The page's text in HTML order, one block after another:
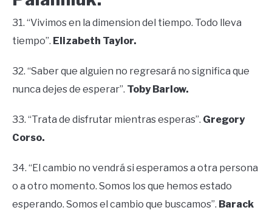
31. “Vivimos en la dimension del tiempo. Todo lleva
tiempo”. Elizabeth Taylor.
32. “Saber que alguien no regresará no significa que
nunca dejes de esperar”. Toby Barlow.
33. “Trata de disfrutar mientras esperas”. Gregory
Corso.
34. “El cambio no vendrá si esperamos a otra persona
o a otro momento. Somos los que hemos estado
esperando. Somos el cambio que buscamos”. Barack